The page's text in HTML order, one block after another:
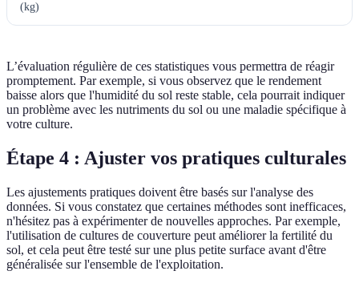
(kg)
L’évaluation régulière de ces statistiques vous permettra de réagir
promptement. Par exemple, si vous observez que le rendement
baisse alors que l'humidité du sol reste stable, cela pourrait indiquer
un problème avec les nutriments du sol ou une maladie spécifique à
votre culture.
Étape 4 : Ajuster vos pratiques culturales
Les ajustements pratiques doivent être basés sur l'analyse des
données. Si vous constatez que certaines méthodes sont inefficaces,
n'hésitez pas à expérimenter de nouvelles approches. Par exemple,
l'utilisation de cultures de couverture peut améliorer la fertilité du
sol, et cela peut être testé sur une plus petite surface avant d'être
généralisée sur l'ensemble de l'exploitation.